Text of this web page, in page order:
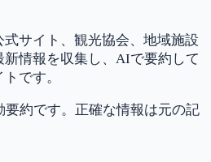
サイト、観光協会、地域施設
情報を収集し、AIで要約して
です。
約です。正確な情報は元の記